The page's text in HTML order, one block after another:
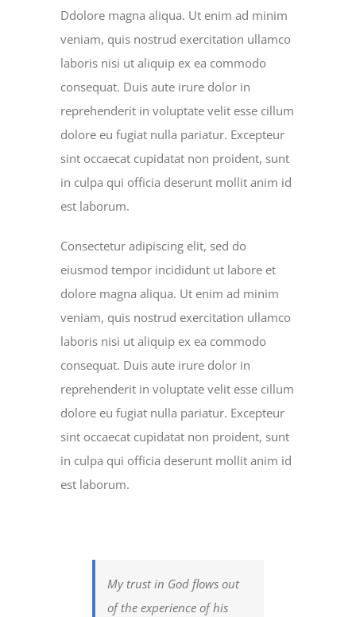
Ddolore magna aliqua. Ut enim ad minim
veniam, quis nostrud exercitation ullamco
laboris nisi ut aliquip ex ea commodo
consequat. Duis aute irure dolor in
reprehenderit in voluptate velit esse cillum
dolore eu fugiat nulla pariatur. Excepteur
sint occaecat cupidatat non proident, sunt
in culpa qui officia deserunt mollit anim id
est laborum.
Consectetur adipiscing elit, sed do
eiusmod tempor incididunt ut labore et
dolore magna aliqua. Ut enim ad minim
veniam, quis nostrud exercitation ullamco
laboris nisi ut aliquip ex ea commodo
consequat. Duis aute irure dolor in
reprehenderit in voluptate velit esse cillum
dolore eu fugiat nulla pariatur. Excepteur
sint occaecat cupidatat non proident, sunt
in culpa qui officia deserunt mollit anim id
est laborum.
My trust in God flows out
of the experience of his